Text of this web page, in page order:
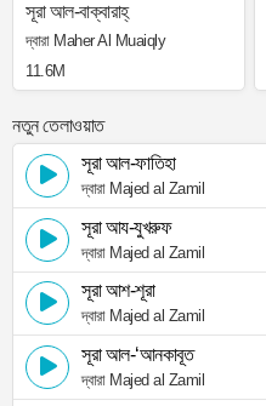
সূরা আল-বাক্বারাহ্
দ্বারা Maher Al Muaiqly
11.6M
নতুন তেলাওয়াত
সূরা আল-ফাতিহা
দ্বারা Majed al Zamil
সূরা আয-যুখরুফ
দ্বারা Majed al Zamil
সূরা আশ-শূরা
দ্বারা Majed al Zamil
সূরা আল-‘আনকাবূত
দ্বারা Majed al Zamil